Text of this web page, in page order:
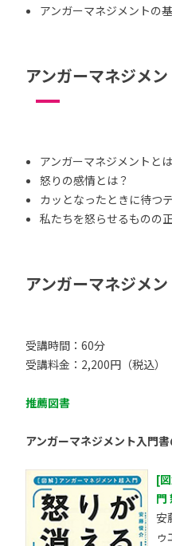
アンガーマネジメントの
アンガーマネジメ
アンガーマネジメントと
怒りの感情とは？
カッとなったときに待つ
私たちを怒らせるものの
アンガーマネジメ
受講時間：60分
受講料金：2,200円（税込）
推薦図書
アンガーマネジメント入門
[
門
安
ゥ